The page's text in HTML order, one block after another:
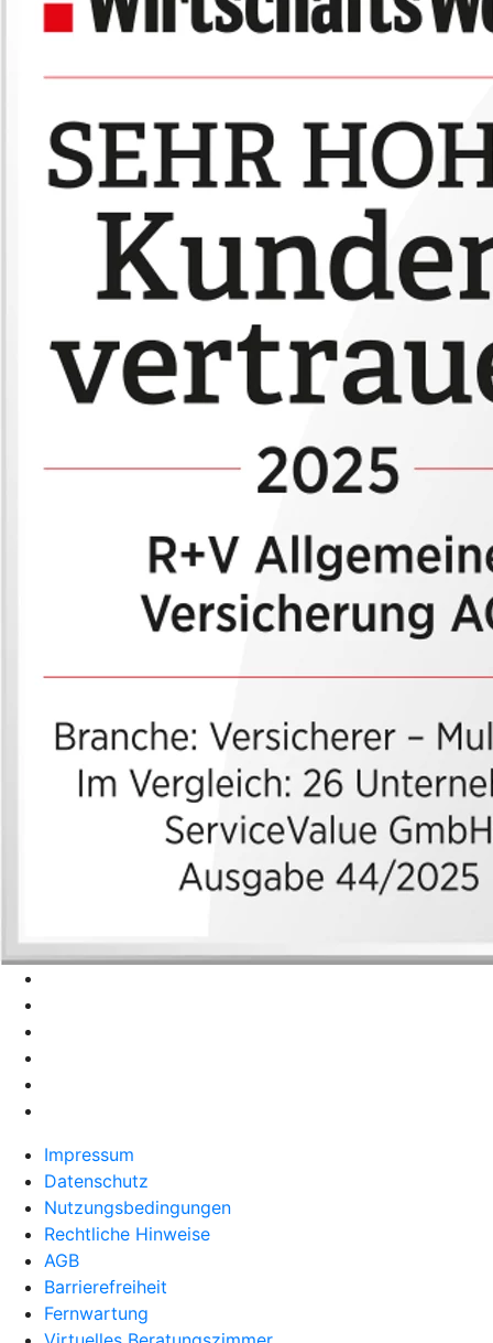
Impressum
Datenschutz
Nutzungsbedingungen
Rechtliche Hinweise
AGB
Barrierefreiheit
Fernwartung